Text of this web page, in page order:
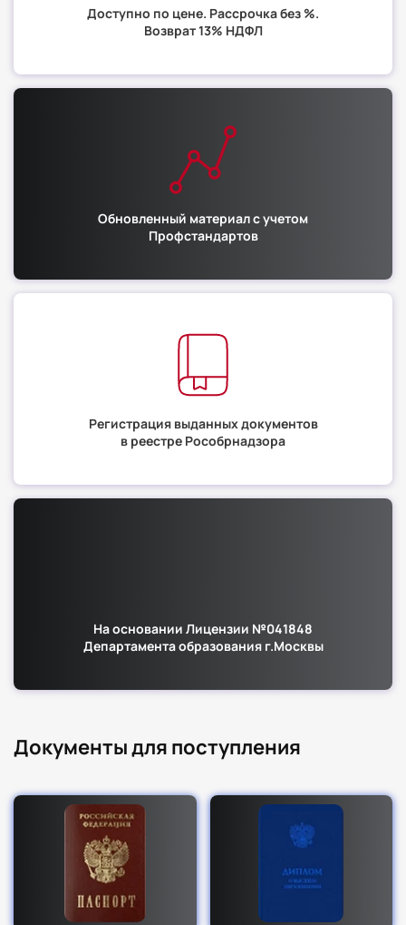
Доступно по цене. Рассрочка без %.
Возврат 13% НДФЛ
Обновленный материал с учетом
Профстандартов
Регистрация выданных документов
в реестре Рособрнадзора
На основании Лицензии №041848
Департамента образования г.Москвы
Документы для поступления